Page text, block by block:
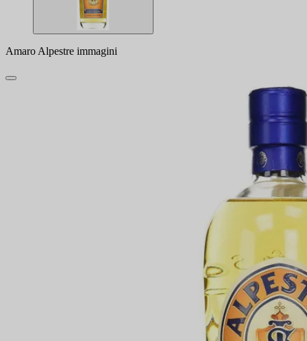
Amaro Alpestre immagini